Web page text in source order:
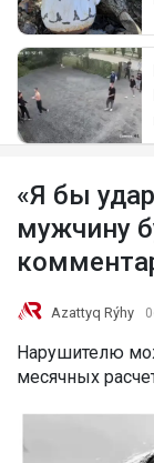
«Я бы
мужчину
Azattyq Rýhy
Нарушителю
месячных